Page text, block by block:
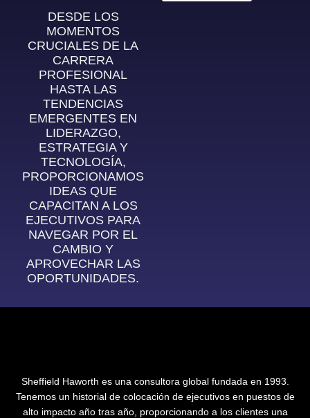
DESDE LOS
MOMENTOS
CRUCIALES DE LA
CARRERA
PROFESIONAL
HASTA LAS
TENDENCIAS
EMERGENTES EN
LIDERAZGO,
ESTRATEGIA Y
TECNOLOGÍA,
PROPORCIONAMOS
IDEAS QUE
CAPACITAN A LOS
EJECUTIVOS PARA
NAVEGAR POR EL
CAMBIO Y
APROVECHAR LAS
OPORTUNIDADES.
Sheffield Haworth es una consultora global fundada en 1993.
Tenemos un historial de colocación de ejecutivos en puestos de
alto impacto año tras año, proporcionando a los clientes una